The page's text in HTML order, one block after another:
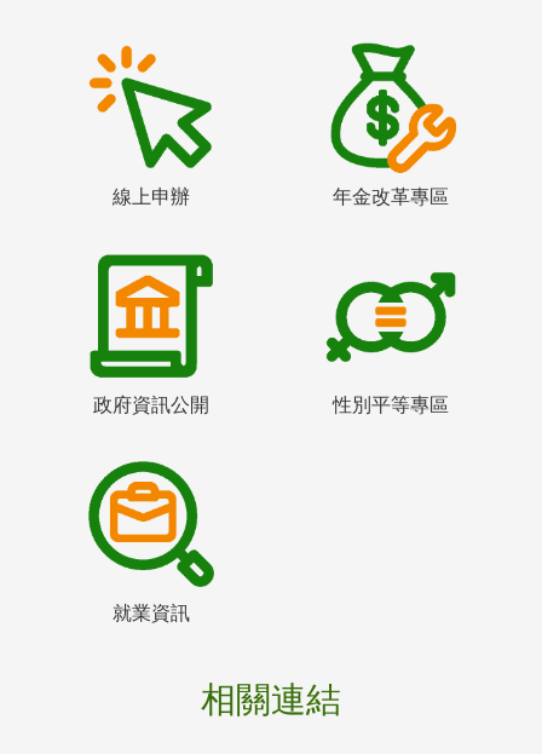
線上申辦 年金改革專區
政府資訊公開 性別平等專區
就業資訊
相關連結